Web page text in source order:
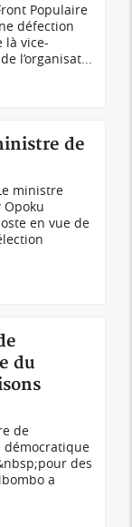
Populaire
défection
là vice-
l’organisat...
de
ministre
Opoku
en vue de
du
de
démocratique
des
a